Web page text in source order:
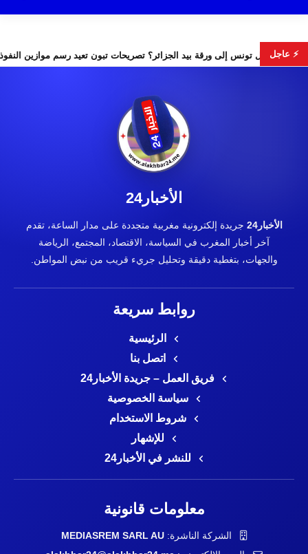
⚡ عاجل هل تتحول تونس إلى ورقة بيد الجزائر؟ تصريحات تبون
الأخبار24
الأخبار24
جريدة إلكترونية مغربية متجددة على مدار الساعة، تقدم
آخر أخبار المغرب في السياسة، الاقتصاد، المجتمع، الرياضة
والجهات، بتغطية دقيقة وتحليل جريء قريب من نبض المواطن.
روابط سريعة
الرئيسية
اتصل بنا
فريق العمل – جريدة الأخبار24
سياسة الخصوصية
شروط الاستخدام
للإشهار
للنشر في الأخبار24
معلومات قانونية
الشركة الناشرة:MEDIASREM SARL AU